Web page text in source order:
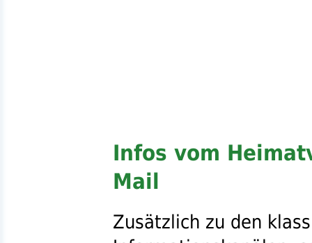
Infos vom
Mail
Zusätzlich zu den